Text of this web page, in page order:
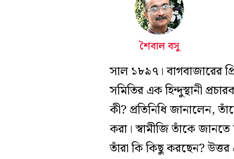
শৈবাল বসু
সাল ১৮৯৭। বাগবাজারের
সমিতির এক হিন্দুস্থানী
কী? প্রতিনিধি জানালেন,
করা। স্বামীজি তাঁকে
তাঁরা কি কিছু করছেন?